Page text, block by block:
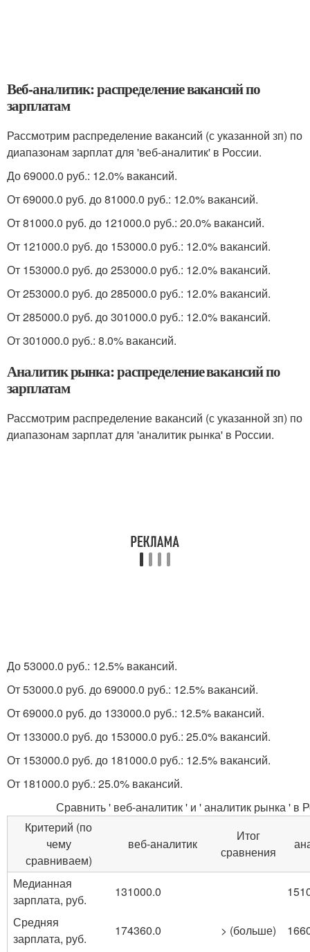
Веб-аналитик: распределение вакансий по
зарплатам
Рассмотрим распределение вакансий (с указанной зп) по
диапазонам зарплат для 'веб-аналитик' в России.
До 69000.0 руб.: 12.0% вакансий.
От 69000.0 руб. до 81000.0 руб.: 12.0% вакансий.
От 81000.0 руб. до 121000.0 руб.: 20.0% вакансий.
От 121000.0 руб. до 153000.0 руб.: 12.0% вакансий.
От 153000.0 руб. до 253000.0 руб.: 12.0% вакансий.
От 253000.0 руб. до 285000.0 руб.: 12.0% вакансий.
От 285000.0 руб. до 301000.0 руб.: 12.0% вакансий.
От 301000.0 руб.: 8.0% вакансий.
Аналитик рынка: распределение вакансий по
зарплатам
Рассмотрим распределение вакансий (с указанной зп) по
диапазонам зарплат для 'аналитик рынка' в России.
До 53000.0 руб.: 12.5% вакансий.
От 53000.0 руб. до 69000.0 руб.: 12.5% вакансий.
От 69000.0 руб. до 133000.0 руб.: 12.5% вакансий.
От 133000.0 руб. до 153000.0 руб.: 25.0% вакансий.
От 153000.0 руб. до 181000.0 руб.: 12.5% вакансий.
От 181000.0 руб.: 25.0% вакансий.
Сравнить ' веб-аналитик ' и ' аналитик рынка ' в
Критерий (по
чему
сравниваем)
веб-аналитик
Итог
сравнения
Медианная
зарплата, руб.
131000.0
Средняя
зарплата, руб.
174360.0 > (больше)